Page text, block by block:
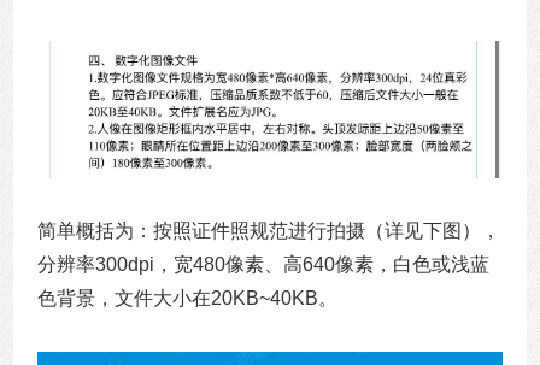
简单概括为：按照证件照规范进行拍摄（详见下图），
分辨率300dpi，宽480像素、高640像素，白色或浅蓝
色背景，文件大小在20KB~40KB。